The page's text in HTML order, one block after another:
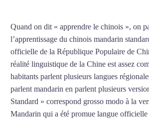
Quand on dit « apprendre le chinois », on
l’apprentissage du chinois mandarin
officielle de la République Populaire de
réalité linguistique de la Chine est assez
habitants parlent plusieurs langues
parlent mandarin en parlent plusieurs
Standard » correspond grosso modo à la
Mandarin qui a été promue langue